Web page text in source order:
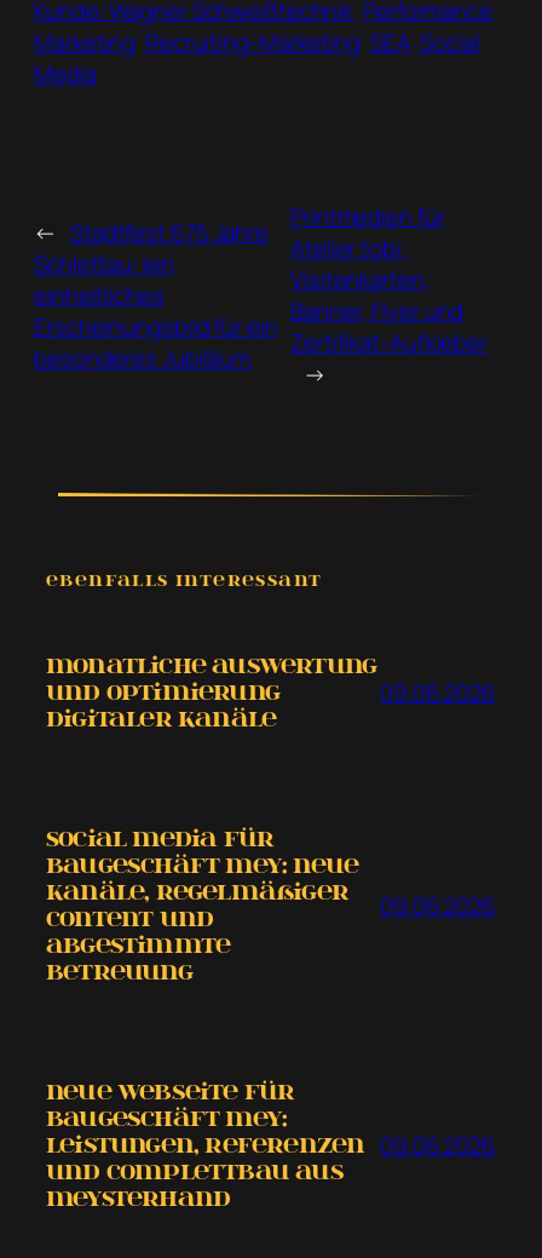
Kunde: Wagner Schweißtechnik Performance
Marketing Recruiting-Marketing SEA Social
Media
← Stadtfest 675 Jahre
Schlettau: ein
einheitliches
Erscheinungsbild für ein
besonderes Jubiläum
Printmedien für
Atelier tobi:
Visitenkarten,
Banner, Flyer und
Zertifikat-Aufkleber
→
EBENFALLS INTERESSANT
Monatliche Auswertung
und Optimierung
digitaler Kanäle
09.06.2026
Social Media für
Baugeschäft Mey: neue
Kanäle, regelmäßiger
Content und
abgestimmte
Betreuung
09.06.2026
Neue Webseite für
Baugeschäft Mey:
Leistungen, Referenzen
und COMPLETTBAU aus
MEYSTERHAND
09.06.2026